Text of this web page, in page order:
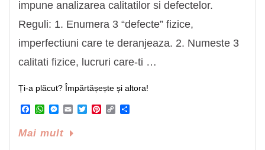
impune analizarea calitatilor si defectelor.
Reguli: 1. Enumera 3 “defecte” fizice,
imperfectiuni care te deranjeaza. 2. Numeste 3
calitati fizice, lucruri care-ti …
Ți-a plăcut? Împărtășește și altora!
Facebook
WhatsApp
Messenger
EmailTwitterPinterest
Copy
Mai mult